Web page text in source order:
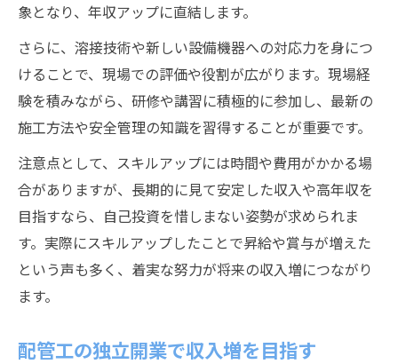
象となり、年収アップに直結します。
さらに、溶接技術や新しい設備機器への対応力を身につ
けることで、現場での評価や役割が広がります。現場経
験を積みながら、研修や講習に積極的に参加し、最新の
施工方法や安全管理の知識を習得することが重要です。
注意点として、スキルアップには時間や費用がかかる場
合がありますが、長期的に見て安定した収入や高年収を
目指すなら、自己投資を惜しまない姿勢が求められま
す。実際にスキルアップしたことで昇給や賞与が増えた
という声も多く、着実な努力が将来の収入増につながり
ます。
配管工の独立開業で収入増を目指す